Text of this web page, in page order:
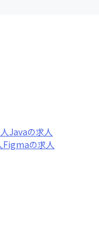
Javaの求人
Figmaの求人